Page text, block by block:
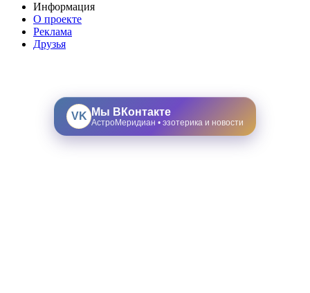
Информация
О проекте
Реклама
Друзья
VK Мы ВКонтакте
АстроМеридиан • эзотерика и новости